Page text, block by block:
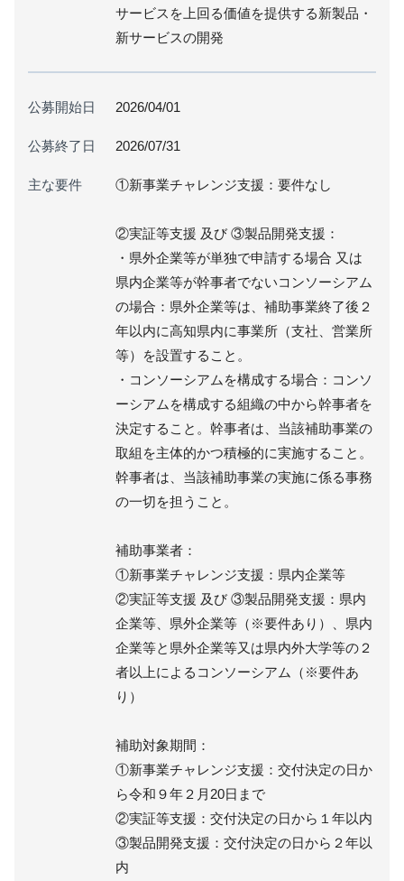
サービスを上回る価値を提供する新製品・
新サービスの開発
公募開始日 2026/04/01
公募終了日 2026/07/31
主な要件 ①新事業チャレンジ支援：要件なし
②実証等支援 及び ③製品開発支援：
・県外企業等が単独で申請する場合 又は
県内企業等が幹事者でないコンソーシアム
の場合：県外企業等は、補助事業終了後２
年以内に高知県内に事業所（支社、営業所
等）を設置すること。
・コンソーシアムを構成する場合：コンソ
ーシアムを構成する組織の中から幹事者を
決定すること。幹事者は、当該補助事業の
取組を主体的かつ積極的に実施すること。
幹事者は、当該補助事業の実施に係る事務
の一切を担うこと。
補助事業者：
①新事業チャレンジ支援：県内企業等
②実証等支援 及び ③製品開発支援：県内
企業等、県外企業等（※要件あり）、県内
企業等と県外企業等又は県内外大学等の２
者以上によるコンソーシアム（※要件あ
り）
補助対象期間：
①新事業チャレンジ支援：交付決定の日か
ら令和９年２月20日まで
②実証等支援：交付決定の日から１年以内
③製品開発支援：交付決定の日から２年以
内